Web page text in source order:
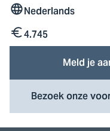
TaalNederlands
Kosten
4.745
Meld je
Bezoek onze